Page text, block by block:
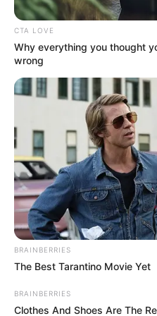
”Lasexpectativas de
de deuda disminuyeron ,
de las encuestas
CTA LOVE
Why everything you thought
wrong
BRAINBERRIES
The Best Tarantino Movie Yet
BRAINBERRIES
Clothes And Shoes Are The